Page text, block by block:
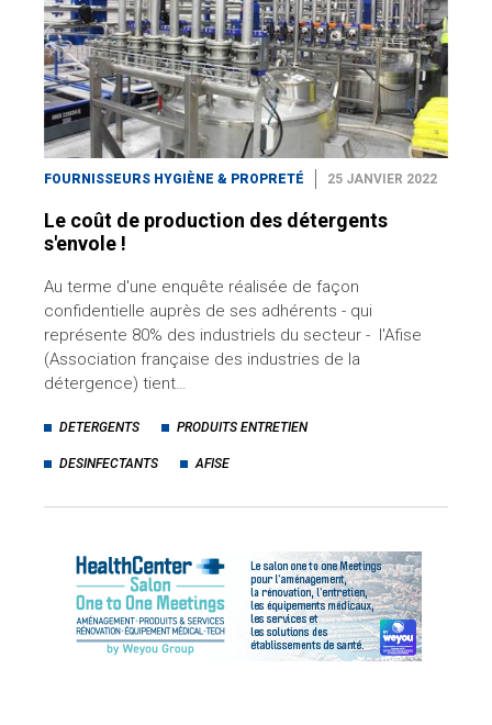
FOURNISSEURS HYGIÈNE & PROPRETÉ 25 JANVIER 2022
Le coût de production des détergents
s'envole !
Au terme d'une enquête réalisée de façon
confidentielle auprès de ses adhérents - qui
représente 80% des industriels du secteur - l'Afise
(Association française des industries de la
détergence) tient…
DETERGENTS PRODUITS ENTRETIEN
DESINFECTANTS AFISE